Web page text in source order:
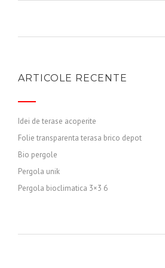
ARTICOLE RECENTE
Idei de terase acoperite
Folie transparenta terasa brico depot
Bio pergole
Pergola unik
Pergola bioclimatica 3×3 6